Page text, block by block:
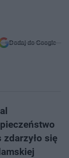
Dodaj do Google
się